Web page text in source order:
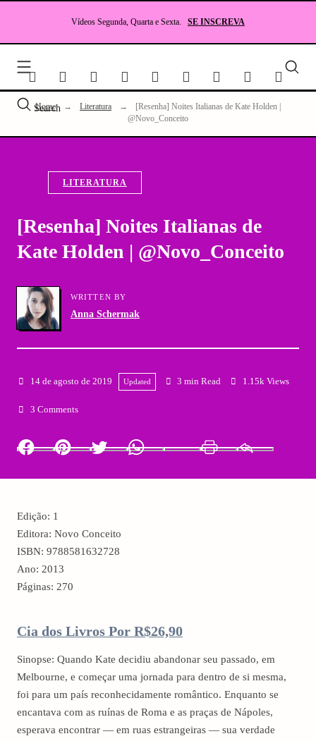
Vídeos Segunda, Quarta e Sexta. SE INSCREVA
Search
Home → Literatura →
[Resenha] Noites Italianas de Kate Holden |
@Novo_Conceito
LITERATURA
[Resenha] Noites Italianas de
Kate Holden | @Novo_Conceito
WRITTEN BY
Anna Schermak
14 de agosto de 2019 Updated 3 min Read 1.15k Views
3 Comments
Facebook Pinterest Twitter
Edição: 1
Editora: Novo Conceito
ISBN: 9788581632728
Ano: 2013
Páginas: 270
Cia dos Livros Por R$26,90
Sinopse: Quando Kate decidiu abandonar seu passado, em
Melbourne, e começar uma jornada para dentro de si mesma,
foi para um país reconhecidamente romântico. Enquanto se
encantava com as ruínas de Roma e as praças de Nápoles,
esperava encontrar — em ruas estrangeiras — sua verdade